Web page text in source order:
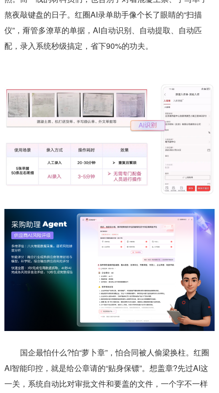
熬夜敲键盘的日子。红圈AI录单助手像个长了眼睛的“扫描
仪”，甭管多潦草的单据，AI自动识别、自动提取、自动匹
配，录入系统秒级搞定，省下90%的功夫。
国企最怕什么?怕“萝卜章”，怕合同被人偷梁换柱。红圈
AI智能印控，就是给公章请的“贴身保镖”。想盖章?先过AI这
一关，系统自动比对审批文件和要盖的文件，一个字不一样